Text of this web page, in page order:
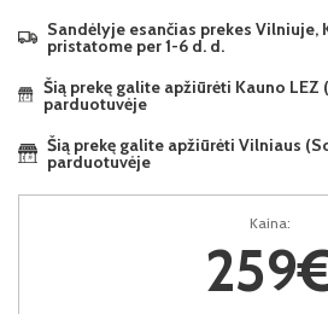
Sandėlyje esančias prekes Vilniuje,
pristatome per 1-6 d. d.
Šią prekę galite apžiūrėti Kauno LEZ
parduotuvėje
Šią prekę galite apžiūrėti Vilniaus
parduotuvėje
Kaina: